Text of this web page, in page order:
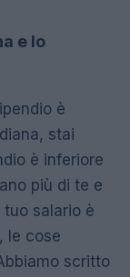
e lo
è
stai
è inferiore
più di te e
tuo salario è
le cose
scritto